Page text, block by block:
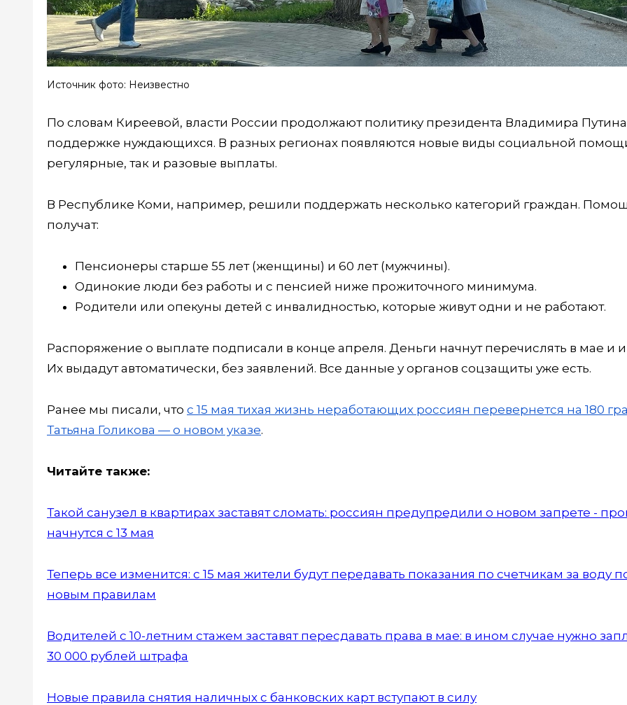
Источник фото: Неизвестно
По словам Киреевой, власти России продолжают политику президента Владимира
поддержке нуждающихся. В разных регионах появляются новые виды социальной
регулярные, так и разовые выплаты.
В Республике Коми, например, решили поддержать несколько категорий граждан.
получат:
Пенсионеры старше 55 лет (женщины) и 60 лет (мужчины).
Одинокие люди без работы и с пенсией ниже прожиточного минимума.
Родители или опекуны детей с инвалидностью, которые живут одни и не работают.
Распоряжение о выплате подписали в конце апреля. Деньги начнут перечислять в мае и
Их выдадут автоматически, без заявлений. Все данные у органов соцзащиты уже есть.
Ранее мы писали, что с 15 мая тихая жизнь неработающих россиян перевернется на 180
Татьяна Голикова — о новом указе.
Читайте также:
Такой санузел в квартирах заставят сломать: россиян предупредили о новом запрете -
начнутся с 13 мая
Теперь все изменится: с 15 мая жители будут передавать показания по счетчикам за воду
новым правилам
Водителей с 10-летним стажем заставят пересдавать права в мае: в ином случае нужно
30 000 рублей штрафа
Новые правила снятия наличных с банковских карт вступают в силу